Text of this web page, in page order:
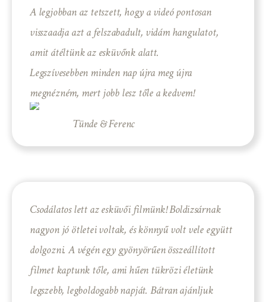
A legjobban az tetszett, hogy a videó pontosan
visszaadja azt a felszabadult, vidám hangulatot,
amit átéltünk az esküvőnk alatt.
Legszívesebben minden nap újra meg újra
megnézném, mert jobb lesz tőle a kedvem!
Tünde & Ferenc
Csodálatos lett az esküvői filmünk! Boldizsárnak
nagyon jó ötletei voltak, és könnyű volt vele együtt
dolgozni. A végén egy gyönyörűen összeállított
filmet kaptunk tőle, ami hűen tükrözi életünk
legszebb, legboldogabb napját. Bátran ajánljuk